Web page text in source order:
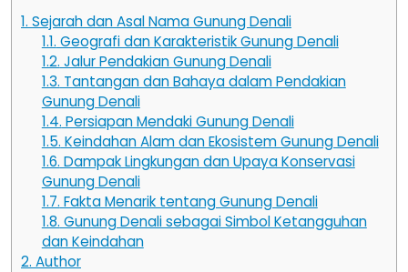
1. Sejarah dan Asal Nama Gunung Denali
1.1. Geografi dan Karakteristik Gunung Denali
1.2. Jalur Pendakian Gunung Denali
1.3. Tantangan dan Bahaya dalam Pendakian
Gunung Denali
1.4. Persiapan Mendaki Gunung Denali
1.5. Keindahan Alam dan Ekosistem Gunung Denali
1.6. Dampak Lingkungan dan Upaya Konservasi
Gunung Denali
1.7. Fakta Menarik tentang Gunung Denali
1.8. Gunung Denali sebagai Simbol Ketangguhan
dan Keindahan
2. Author